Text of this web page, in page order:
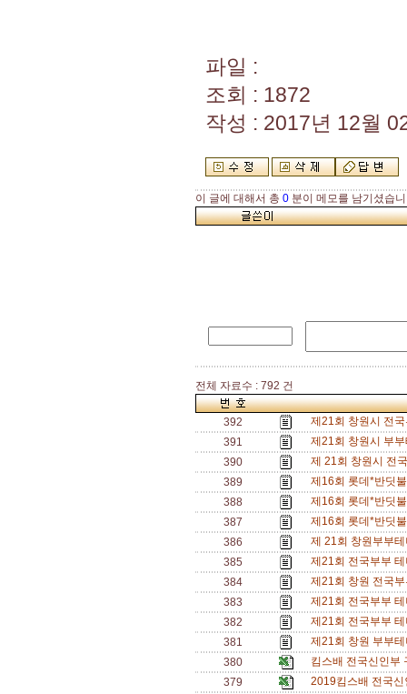
파일 :
조회 : 1872
작성 : 2017년 12월
이 글에 대해서 총 0 분이 메모를 남기셨습
전체 자료수 : 792 건
392
제21회 창원시 전
391
제21회 창원시 부
390
제 21회 창원시 전
389
제16회 롯데*반딧
388
제16회 롯데*반딧
387
제16회 롯데*반딧
386
제 21회 창원부부
385
제21회 전국부부
384
제21회 창원 전국
383
제21회 전국부부
382
제21회 전국부부
381
제21회 창원 부부
380
킴스배 전국신인
379
2019킴스배 전국